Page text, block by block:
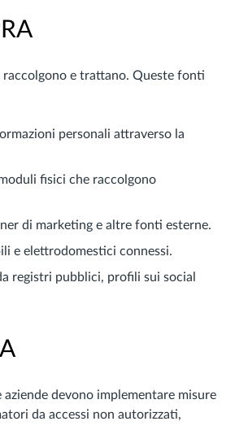
raccolgono e trattano. Queste fonti
personali attraverso la
fisici che raccolgono
di marketing e altre fonti esterne.
e elettrodomestici connessi.
registri pubblici, profili sui social
aziende devono implementare misure
da accessi non autorizzati,